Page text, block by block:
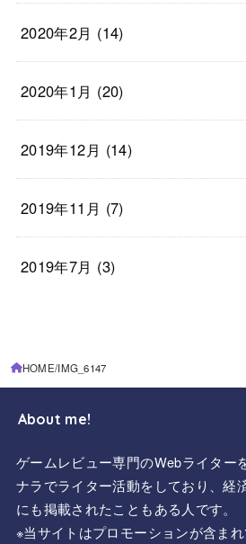
2020年2月 (14)
2020年1月 (20)
2019年12月 (14)
2019年11月 (7)
2019年7月 (3)
HOME IMG_6147
About me!
ゲームレビュー専門のWebライター
ナラでライター活動をしており、経
にも掲載されたこともある人です。
※当サイトはプロモーションが含まれ